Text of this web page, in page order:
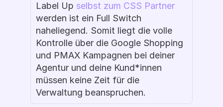
Label Up selbst zum CSS Partner
werden ist ein Full Switch
naheliegend. Somit liegt die volle
Kontrolle über die Google Shopping
und PMAX Kampagnen bei deiner
Agentur und deine Kund*innen
müssen keine Zeit für die
Verwaltung beanspruchen.